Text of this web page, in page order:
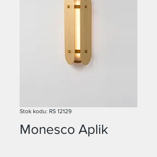
Stok kodu: RS 12129
Monesco Aplik